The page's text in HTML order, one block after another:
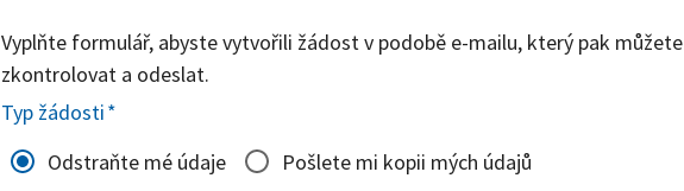
Vyplňte formulář, abyste vytvořili žádost v podobě e-mailu, který pak můžete
zkontrolovat a odeslat.
Typ žádosti*
Odstraňte mé údaje
Pošlete mi kopii mých údajů